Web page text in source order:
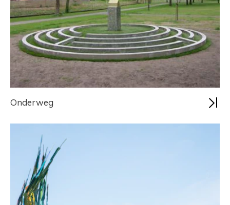
Onderweg